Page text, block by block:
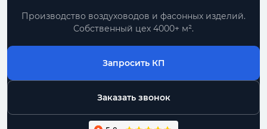
Производство воздуховодов и фасонных изделий.
Собственный цех 4000+ м².
Запросить КП
Заказать звонок